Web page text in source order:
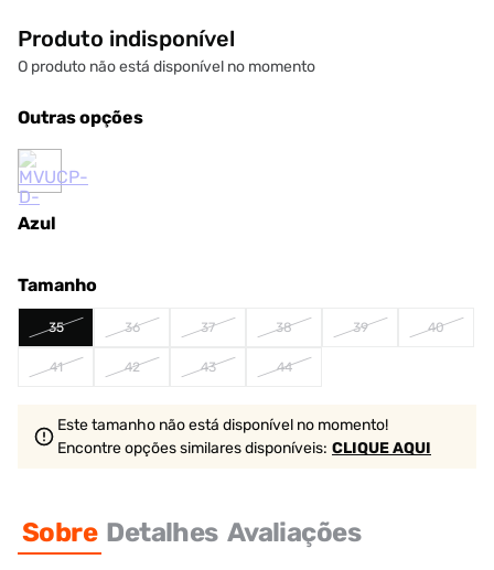
Produto indisponível
O produto não está disponível no momento
Outras opções
Azul
Tamanho
35 36 37 38 39 40
41 42 43 44
Este tamanho não está disponível no momento!
Encontre opções similaresdisponíveis: CLIQUE AQUI
Sobre Detalhes Avaliações